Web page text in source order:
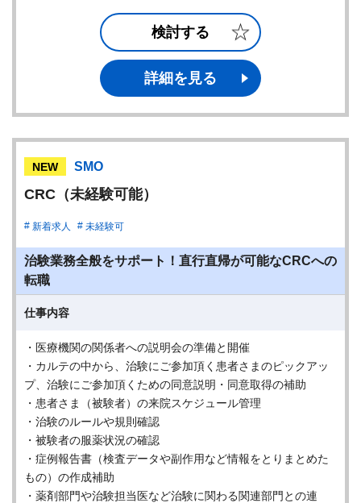
検討する
詳細を見る
NEW SMO
CRC（未経験可能）
新着求人 未経験可
治験業務全般をサポート！直行直帰が可能なCRCへの
転職
仕事内容
・医療機関の関係者への説明会の準備と開催
・カルテの中から、治験にご参加頂く患者さまのピックアッ
プ、治験にご参加頂くための同意説明・同意取得の補助
・患者さま（被験者）の来院スケジュール管理
・治験のルールや規則確認
・被験者の服薬状況の確認
・症例報告書（検査データや副作用など情報をとりまとめた
もの）の作成補助
・薬剤部門や治験担当医など治験に関わる関連部門との連